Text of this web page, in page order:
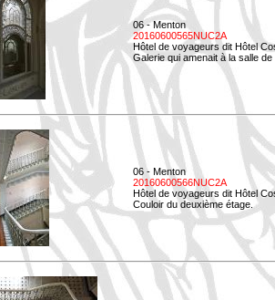
06 - Menton
20160600565NUC2A
Hôtel de voyageurs dit Hôtel
Galerie qui amenait à la salle
06 - Menton
20160600566NUC2A
Hôtel de voyageurs dit Hôtel
Couloir du deuxième étage.